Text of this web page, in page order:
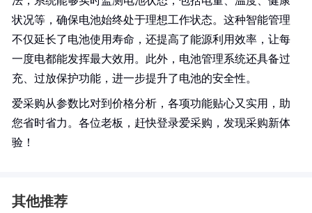
状况等，确保电池始终处于理想工作状态。这种智能管理
不仅延长了电池使用寿命，还提高了能源利用效率，让每
一度电都能发挥最大效用。此外，电池管理系统还具备过
充、过放保护功能，进一步提升了电池的安全性。
爱采购从参数比对到价格分析，各项功能贴心又实用，助
您省时省力。各位老板，赶快登录爱采购，发现采购新体
验！
其他推荐